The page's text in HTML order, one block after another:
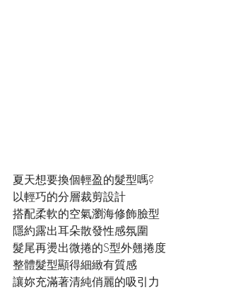
夏天想要換個輕盈的髮型嗎?
以輕巧的分層裁剪設計
搭配柔軟的空氣瀏海修飾臉型
隱約露出耳朵散發性感氛圍
髮尾再燙出微捲的S型外翹捲度
整體髮型顯得細緻有質感
讓妳充滿著清純俏麗的吸引力